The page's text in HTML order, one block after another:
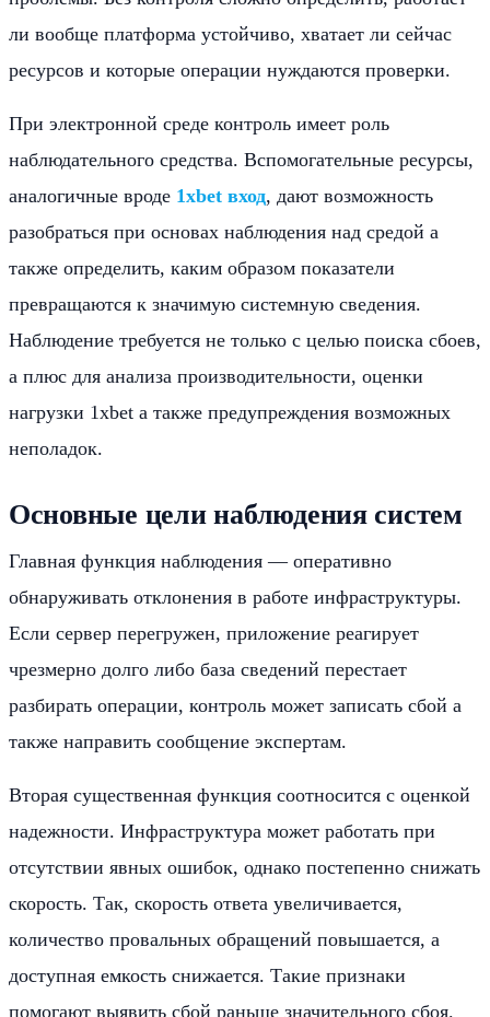
ли вообще платформа устойчиво, хватает ли сейчас
ресурсов и которые операции нуждаются проверки.
При электронной среде контроль имеет роль
наблюдательного средства. Вспомогательные ресурсы,
аналогичные вроде 1xbet вход, дают возможность
разобраться при основах наблюдения над средой а
также определить, каким образом показатели
превращаются к значимую системную сведения.
Наблюдение требуется не только с целью поиска сбоев,
а плюс для анализа производительности, оценки
нагрузки 1xbet а также предупреждения возможных
неполадок.
Основные цели наблюдения систем
Главная функция наблюдения — оперативно
обнаруживать отклонения в работе инфраструктуры.
Если сервер перегружен, приложение реагирует
чрезмерно долго либо база сведений перестает
разбирать операции, контроль может записать сбой а
также направить сообщение экспертам.
Вторая существенная функция соотносится с оценкой
надежности. Инфраструктура может работать при
отсутствии явных ошибок, однако постепенно снижать
скорость. Так, скорость ответа увеличивается,
количество провальных обращений повышается, а
доступная емкость снижается. Такие признаки
помогают выявить сбой раньше значительного сбоя.